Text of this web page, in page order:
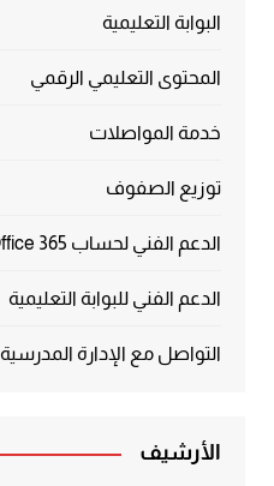
البوابة التعليمية
المحتوى التعليمي الرقمي
خدمة المواصلات
توزيع الصفوف
الدعم الفني لحساب Office 365
الدعم الفني للبوابة التعليمية
التواصل مع الإدارة المدرسية
الأرشيف